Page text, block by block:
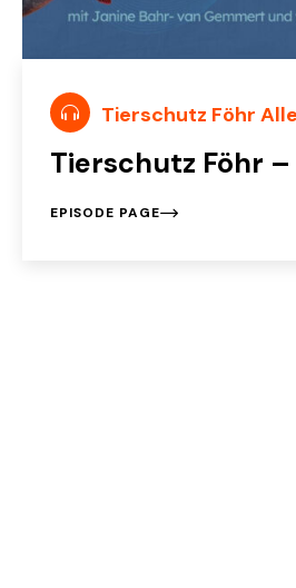
Tierschutz Föhr Alle
Tierschutz Föhr
EPISODE PAGE